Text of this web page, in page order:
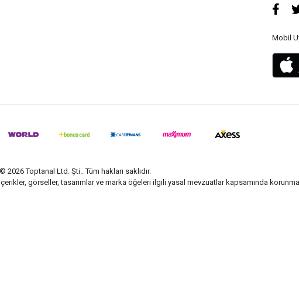
Mobil
© 2026 Toptanal Ltd. Şti.. Tüm hakları saklıdır.
görseller, tasarımlar ve marka öğeleri ilgili yasal mevzuatlar kapsamında